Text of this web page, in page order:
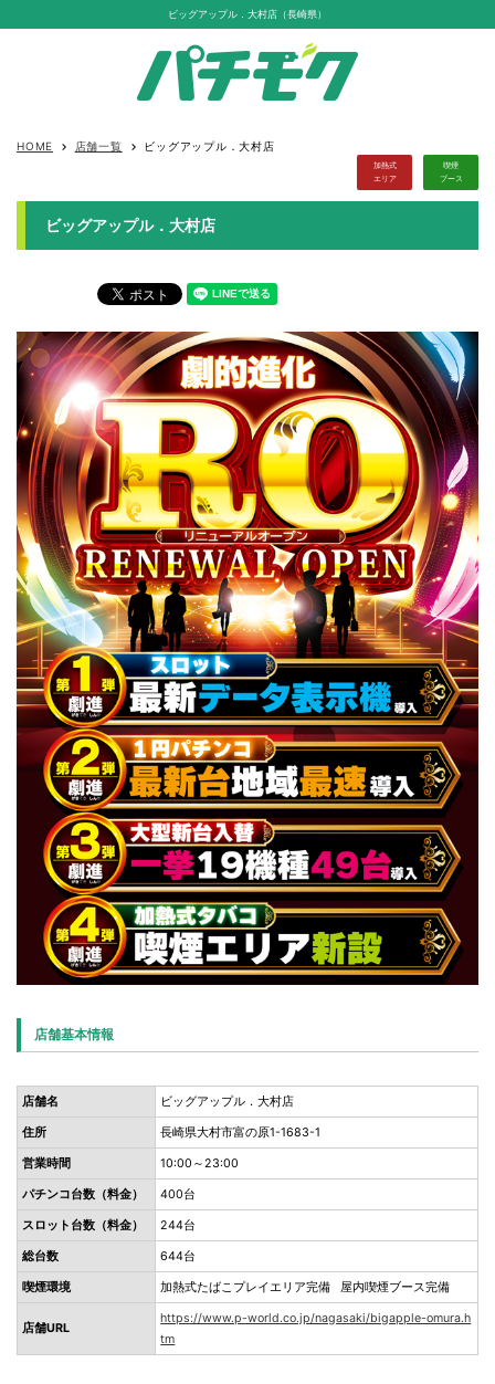
ビッグアップル．大村店（長崎県）
HOME keyboard_arrow_right 店舗一覧 keyboard_arrow_right ビッグアップル．大村店
加熱式
エリア
喫煙
ブース
ビッグアップル．大村店
店舗基本情報
店舗名 ビッグアップル．大村店
住所 長崎県大村市富の原1-1683-1
営業時間 10:00～23:00
パチンコ台数（料金） 400台
スロット台数（料金） 244台
総台数 644台
喫煙環境 加熱式たばこプレイエリア完備 屋内喫煙ブース完備
店舗URL
https://www.p-world.co.jp/nagasaki/bigapple-omura.h
tm